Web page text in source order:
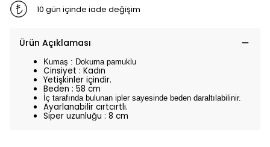
10 gün içinde iade değişim
Ürün Açıklaması
Kumaş : Dokuma pamuklu
Cinsiyet : Kadın
Yetişkinler içindir.
Beden : 58 cm
İç tarafında bulunan ipler sayesinde beden daraltılabilinir.
Ayarlanabilir cırtcırtlı.
Siper uzunluğu : 8 cm